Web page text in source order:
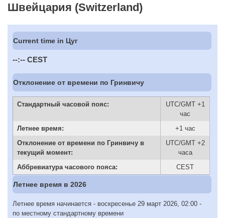
Швейцария (Switzerland)
Current time in Цуг
--:-- CEST
Отклонение от времени по Гринвичу
Стандартный часовой пояс:
UTC/GMT +1
час
Летнее время:
+1 час
Отклонение от времени по Гринвичу в
текущий момент:
UTC/GMT +2
часа
Аббревиатура часового пояса:
CEST
Летнее время в 2026
Летнее время начинается - воскресенье 29 март 2026, 02:00 -
по местному стандартному времени